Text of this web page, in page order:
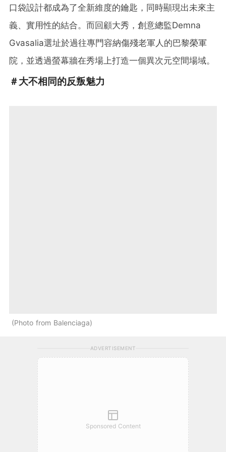
口袋設計都成為了全新維度的鑰匙，同時顯現出未來主
義、實用性的結合。而回顧大秀，創意總監Demna
Gvasalia選址於過往專門容納傷殘老軍人的巴黎榮軍
院，並透過螢幕牆在秀場上打造一個異次元空間場域。
＃大不相同的反叛魅力
Photo from Balenciaga
ADVERTISEMENT
Sponsored Content